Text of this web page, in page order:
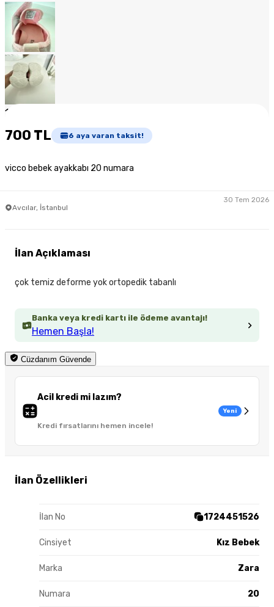
1
700 TL 6 aya varan taksit!
vicco bebek ayakkabı 20 numara
Avcılar, İstanbul
30 Tem 2026
Banka veya kredi kartı ile ödeme avantajı!
Hemen Başla!
Cüzdanım Güvende
Acil kredi mi lazım?
Kredi fırsatlarını hemen incele!
Yeni
İlan Özellikleri
İlan No 1724451526
Cinsiyet Kız Bebek
Marka Zara
Numara 20
İlan Açıklaması
çok temiz deforme yok ortopedik tabanlı